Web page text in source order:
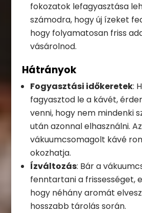
fokozatok lefagyasztása
számodra, hogy új ízeket
hogy folyamatosan friss
vásárolnod.
Hátrányok
Fogyasztási időkeretek:
fagyasztod le a kávét,
venni, hogy nem mindenki
után azonnal elhasználni.
vákuumcsomagolt kávé
okozhatja.
Ízváltozás: Bár a
fenntartani a frissességet,
hogy néhány aromát
hosszabb tárolás során.